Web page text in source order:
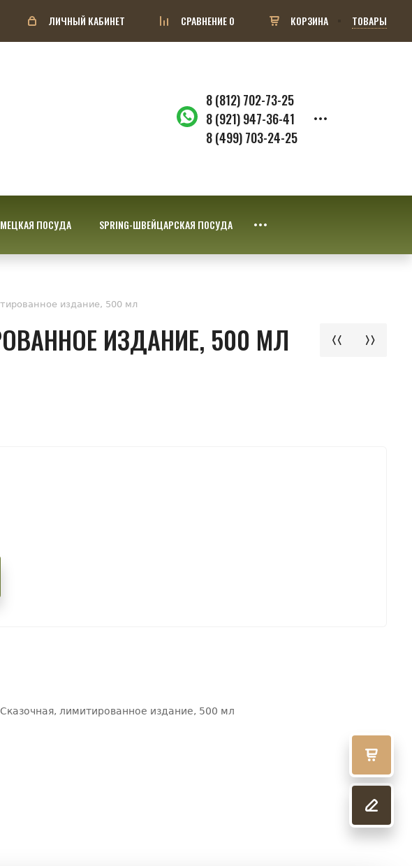
ЛИЧНЫЙ КАБИНЕТ СРАВНЕНИЕ0 КОРЗИНА ТОВАРЫ
8 (812) 702-73-25
8 (921) 947-36-41
8 (499) 703-24-25
ПОСУДА SPRING-ШВЕЙЦАРСКАЯ ПОСУДА
издание, 500 мл
ИЗДАНИЕ, 500 МЛ
лимитированное издание, 500 мл